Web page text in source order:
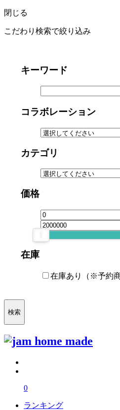
閉じる
こだわり検索で絞り込み
キーワード
コラボレーション
カテゴリ
価格
在庫
在庫あり （※予約
検索
0
ランキング